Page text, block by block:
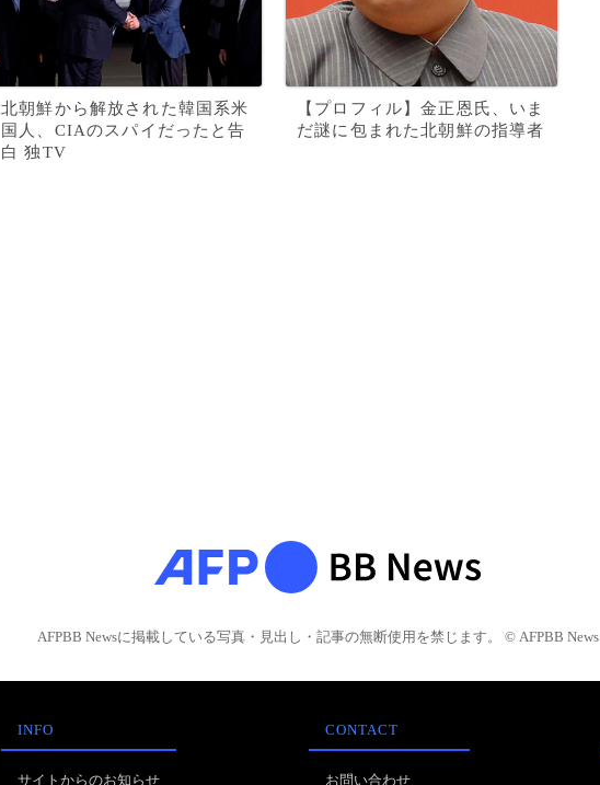
北朝鮮から解放された韓国系米
国人、CIAのスパイだったと告
白 独TV
【プロフィル】金正恩氏、いま
だ謎に包まれた北朝鮮の指導者
AFPBB Newsに掲載している写真・見出し・記事の無断使用を禁じます。 © AFPBB News
INFO
サイトからのお知らせ
CONTACT
お問い合わせ